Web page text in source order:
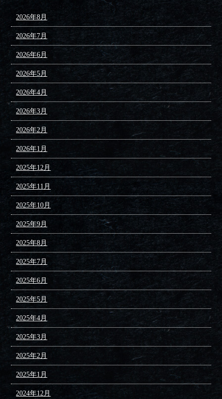
2026年8月
2026年7月
2026年6月
2026年5月
2026年4月
2026年3月
2026年2月
2026年1月
2025年12月
2025年11月
2025年10月
2025年9月
2025年8月
2025年7月
2025年6月
2025年5月
2025年4月
2025年3月
2025年2月
2025年1月
2024年12月